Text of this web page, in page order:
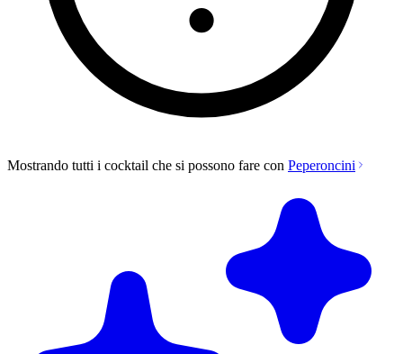
Mostrando tutti i cocktail che si possono fare con Peperoncini